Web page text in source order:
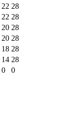
22 28
22 28
20 28
20 28
18 28
14 28
0 0